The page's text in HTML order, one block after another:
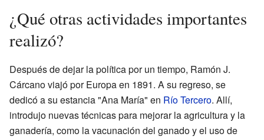
¿Qué otras actividades importantes
realizó?
Después de dejar la política por un tiempo, Ramón J.
Cárcano viajó por Europa en 1891. A su regreso, se
dedicó a su estancia "Ana María" en Río Tercero. Allí,
introdujo nuevas técnicas para mejorar la agricultura y la
ganadería, como la vacunación del ganado y el uso de